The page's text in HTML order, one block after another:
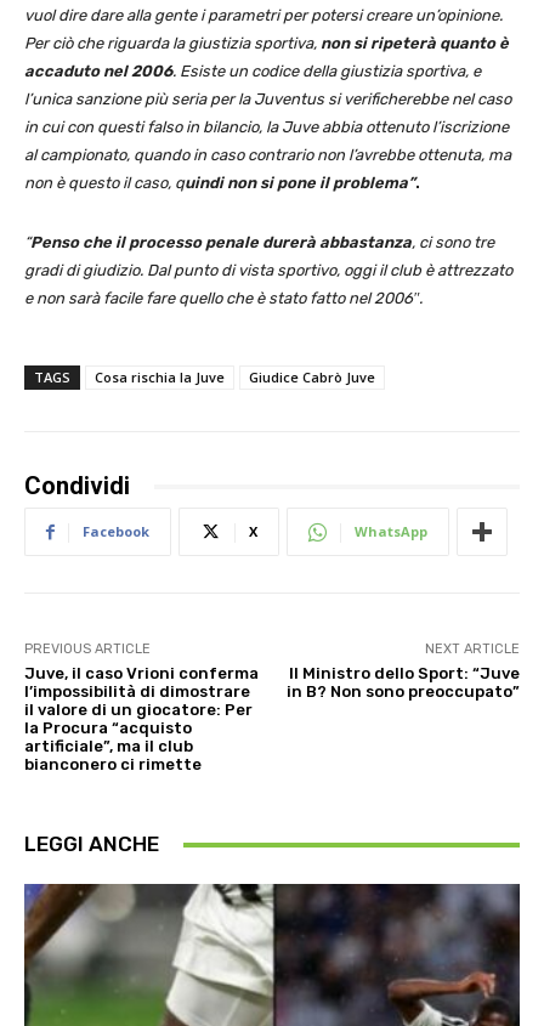
vuol dire dare alla gente i parametri per potersi creare un’opinione.
Per ciò che riguarda la giustizia sportiva, non si ripeterà quanto è
accaduto nel 2006. Esiste un codice della giustizia sportiva, e
l’unica sanzione più seria per la Juventus si verificherebbe nel caso
in cui con questi falso in bilancio, la Juve abbia ottenuto l’iscrizione
al campionato, quando in caso contrario non l’avrebbe ottenuta, ma
non è questo il caso, quindi non si pone il problema”.
“Penso che il processo penale durerà abbastanza, ci sono tre
gradi di giudizio. Dal punto di vista sportivo, oggi il club è attrezzato
e non sarà facile fare quello che è stato fatto nel 2006″.
TAGS Cosa rischia la Juve Giudice Cabrò Juve
Condividi
Facebook X WhatsApp
PREVIOUS ARTICLE
Juve, il caso Vrioni conferma
l’impossibilità di dimostrare
il valore di un giocatore: Per
la Procura “acquisto
artificiale”, ma il club
bianconero ci rimette
NEXT ARTICLE
Il Ministro dello Sport: “Juve
in B? Non sono preoccupato”
LEGGI ANCHE